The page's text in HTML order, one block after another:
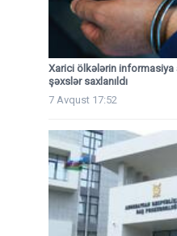
Xarici ölkələrin
şəxslər saxlanıldı
7 Avqust 17:52